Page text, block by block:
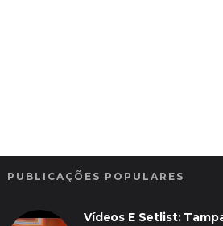
PUBLICAÇÕES POPULARES
Vídeos E Setlist: